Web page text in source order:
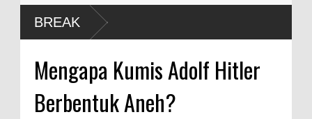
BREAK
Mengapa Kumis Adolf Hitler
Berbentuk Aneh?